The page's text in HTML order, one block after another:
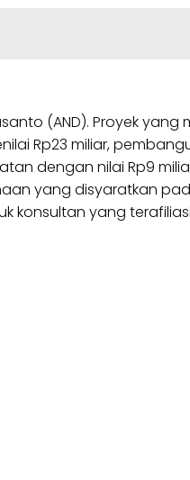
(AND). Proyek yang
Rp23 miliar,
dengan nilai Rp9
yang disyaratkan
konsultan yang